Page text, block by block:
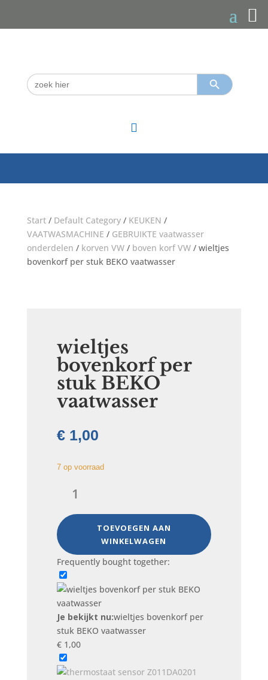
Zoek
naar:
Zoekknop

Start/ Default Category/ KEUKEN /
VAATWASMACHINE / GEBRUIKTE vaatwasser
onderdelen / korven VW/ boven korf VW/ wieltjes
bovenkorf per stuk BEKO vaatwasser
wieltjes
bovenkorf per
stuk BEKO
vaatwasser
€1,00
7 op voorraad
bovenkorf
stuk
BEKO
vaatwasser
aantal
TOEVOEGEN AAN
WINKELWAGEN
Frequently bought together:
Je bekijkt nu:wieltjes bovenkorf per
stuk BEKO vaatwasser
€1,00